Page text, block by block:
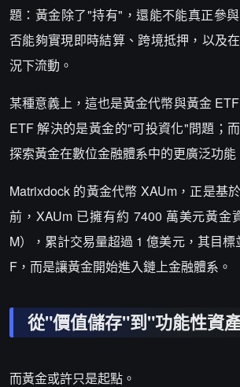
題：黃金除了"持有"，還能不能真正參
否能夠實現即時結算、跨境抵押，以及
況下流動。
某種意義上，這也是黃金代幣與黃金
ETF 解決的是黃金的"可投資化"問題；
探索黃金在數位金融體系中的更廣泛功能
Matrixdock 的黃金代幣 XAUm，正是基
前，XAUm 已擁有約 7400 萬美元黃金
M），累計交易量超過 1 億美元，其目
F，而是讓黃金開始進入鏈上金融體系。
從"價值儲存"到"功能性資
而黃金或許只是起點。